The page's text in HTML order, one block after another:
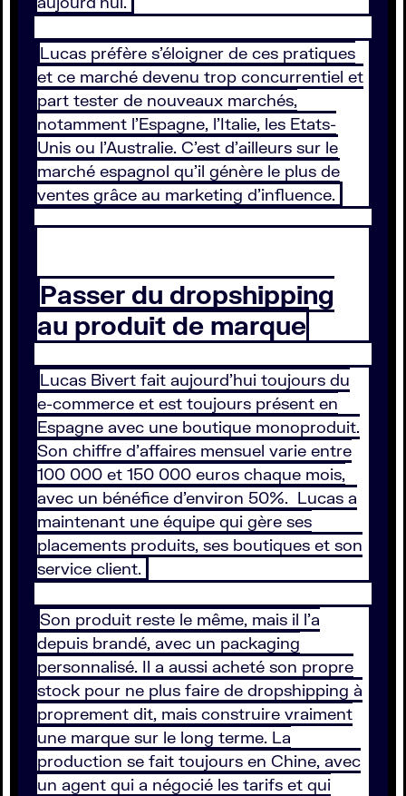
Lucas préfère s’éloigner de ces pratiques
et ce marché devenu trop concurrentiel et
part tester de nouveaux marchés,
notamment l’Espagne, l’Italie, les Etats-
Unis ou l’Australie. C’est d’ailleurs sur le
marché espagnol qu’il génère le plus de
ventes grâce au marketing d’influence.
Passer du dropshipping
au produit de marque
Lucas Bivert fait aujourd’hui toujours du
e-commerce et est toujours présent en
Espagne avec une boutique monoproduit.
Son chiffre d’affaires mensuel varie entre
100 000 et 150 000 euros chaque mois,
avec un bénéfice d’environ 50%. Lucas a
maintenant une équipe qui gère ses
placements produits, ses boutiques et son
service client.
Son produit reste le même, mais il l’a
depuis brandé, avec un packaging
personnalisé. Il a aussi acheté son propre
stock pour ne plus faire de dropshipping à
proprement dit, mais construire vraiment
une marque sur le long terme. La
production se fait toujours en Chine, avec
un agent qui a négocié les tarifs et qui